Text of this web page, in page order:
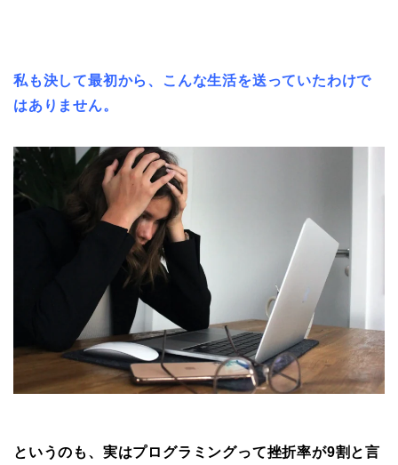
私も決して最初から、こんな生活を送っていたわけで
はありません。
というのも、実はプログラミングって挫折率が9割と言